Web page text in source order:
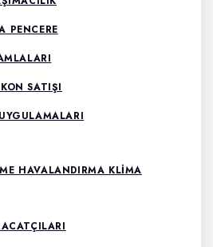
PENCERE
SATIŞI
HAVALANDIRMA KLIMA